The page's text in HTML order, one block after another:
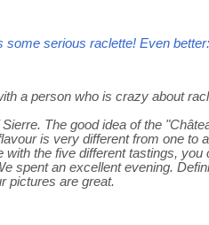
serious raclette! Even
a person who is crazy about
The good idea of the
is very different from one to
with the five different tastings,
spent an excellent evening.
pictures are great.